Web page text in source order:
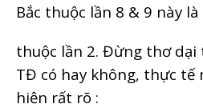
Bắc thuộc lần 8 & 9 này
thuộc lần 2. Đừng thơ dại
TĐ có hay không, thực tế
hiện rất rõ :